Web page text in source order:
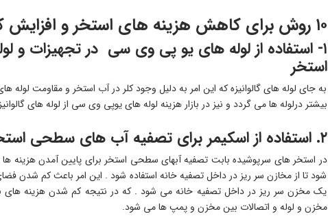
۱۰ روش برای کاهش هزینه های استخر و افزایش کیفیت آن
۱- استفاده از لوله های یو پی وی سی در تجهیزات و
استخر
به جای لوله های گالوانیزه که این امر به دلیل وجود کلر در آب استخر و مقاومت لوله
بیشتر درلوله ها می گردد و نیز در بازار هزینه لوله های یوپی وی سی از لوله های
۲. استفاده از اسکیمر برای تصفیه آب های سطحی استخر
در استخر های سرپوشیده بابت تصفیه آبهای سطحی استخر برای پایین آمدن هزینه ها
شود تا از مخازن سر ریز در داخل تصفیه خانه استفاده شود . این امر باعث کم شدن
یک مخزن سر ریز در داخل تصفیه خانه می شود . که در نتیجه کم شدن هزینه های
مخزن و لوله و اتصالات بین مخزن و پمپ ها می شود.